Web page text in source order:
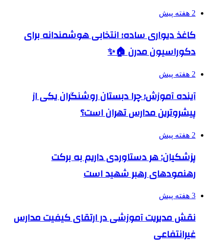
2 هفته پیش
کاغذ دیواری ساده؛ انتخابی هوشمندانه برای
دکوراسیون مدرن 🏠✨
2 هفته پیش
آینده آموزش؛ چرا دبستان روشنگران یکی از
پیشروترین مدارس تهران است؟
2 هفته پیش
پزشکیان: هر دستاوردی داریم به برکت
رهنمودهای رهبر شهید است
3 هفته پیش
نقش مدیریت آموزشی در ارتقای کیفیت مدارس
غیرانتفاعی